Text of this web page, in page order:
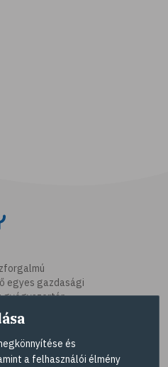
egyes gazdasági
gyógyszertár
listáját és
kereső
és
a felhasználói élmény